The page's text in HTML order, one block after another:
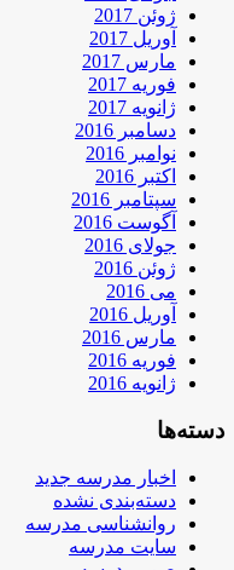
ژوئن 2017
آوریل 2017
مارس 2017
فوریه 2017
ژانویه 2017
دسامبر 2016
نوامبر 2016
اکتبر 2016
سپتامبر 2016
آگوست 2016
جولای 2016
ژوئن 2016
می 2016
آوریل 2016
مارس 2016
فوریه 2016
ژانویه 2016
دسته‌ها
اخبار مدرسه جدید
دسته‌بندی نشده
روانشناسی مدرسه
سایت مدرسه